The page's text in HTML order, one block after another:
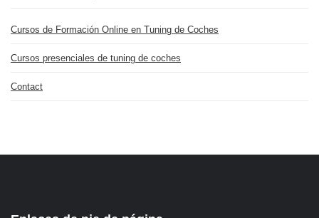
Cursos de Formación Online en Tuning de Coches
Cursos presenciales de tuning de coches
Contact